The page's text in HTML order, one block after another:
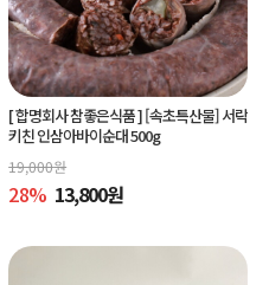
[ 합명회사 참좋은식품 ][속초특산물] 서락
키친 인삼아바이순대 500g
19,000원
28% 13,800원